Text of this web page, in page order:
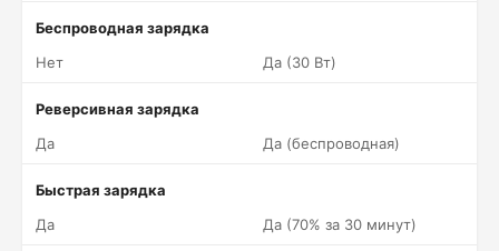
Беспроводная зарядка
Нет
Да (30 Вт)
Реверсивная зарядка
Да
Да (беспроводная)
Быстрая зарядка
Да
Да (70% за 30 минут)